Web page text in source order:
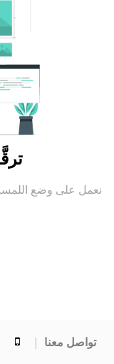
نعمل على وضع
تواصل معنا